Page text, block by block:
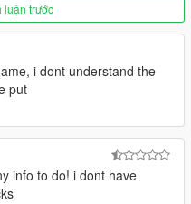
luận trước
i dont understand the
put
info to do! i dont have